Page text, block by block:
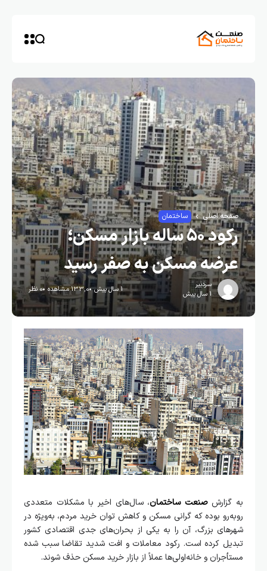
صفحه اصلی ساختمان
رکود ۵۰ ساله بازار مسکن؛
عرضه مسکن به صفر رسید
سردبیر
1 سال پیش
1 سال پیش 133,0 مشاهده 0 نظر
به گزارشصنعت ساختمان، سال‌های اخیر با مشکلات متعددی
روبه‌رو بوده که گرانی مسکن و کاهش توان خرید مردم، به‌ویژه در
شهرهای بزرگ، آن را به یکی از بحران‌های جدی اقتصادی کشور
تبدیل کرده است. رکود معاملات و افت شدید تقاضا سبب شده
مستأجران و خانه‌اولی‌ها عملاً از بازار خرید مسکن حذف شوند.